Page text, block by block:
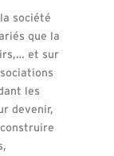
société
que la
et sur
les
devenir,